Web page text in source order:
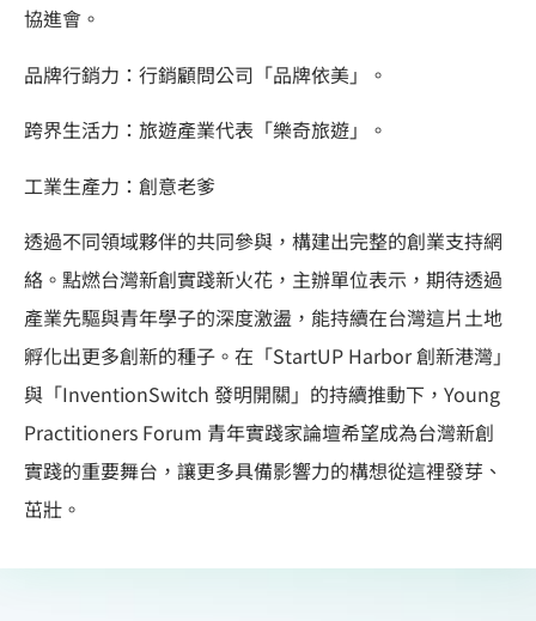
協進會。
品牌行銷力：行銷顧問公司「品牌依美」。
跨界生活力：旅遊產業代表「樂奇旅遊」。
工業生產力：創意老爹
透過不同領域夥伴的共同參與，構建出完整的創業支持網
絡。點燃台灣新創實踐新火花，主辦單位表示，期待透過
產業先驅與青年學子的深度激盪，能持續在台灣這片土地
孵化出更多創新的種子。在「StartUP Harbor 創新港灣」
與「InventionSwitch 發明開關」的持續推動下，Young
Practitioners Forum 青年實踐家論壇希望成為台灣新創
實踐的重要舞台，讓更多具備影響力的構想從這裡發芽、
茁壯。